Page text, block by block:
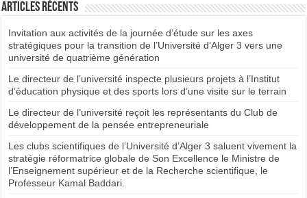
Articles récents
Invitation aux activités de la journée d’étude sur les axes
stratégiques pour la transition de l’Université d’Alger 3 vers une
université de quatrième génération
Le directeur de l’université inspecte plusieurs projets à l’Institut
d’éducation physique et des sports lors d’une visite sur le terrain
Le directeur de l’université reçoit les représentants du Club de
développement de la pensée entrepreneuriale
Les clubs scientifiques de l’Université d’Alger 3 saluent vivement la
stratégie réformatrice globale de Son Excellence le Ministre de
l’Enseignement supérieur et de la Recherche scientifique, le
Professeur Kamal Baddari.